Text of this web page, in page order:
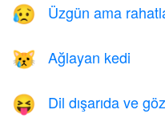
😥 Üzgün ama
😿 Ağlayan kedi
😝 Dil dışarıda ve